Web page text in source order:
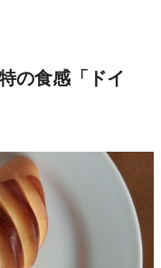
の食感「ドイ